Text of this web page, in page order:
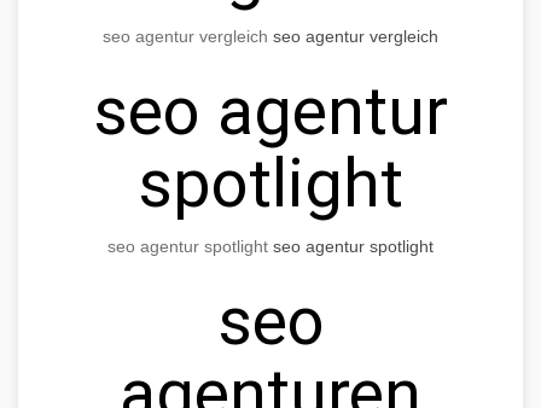
seo agentur vergleich seo agentur vergleich
seo agentur
spotlight
seo agentur spotlight seo agentur spotlight
seo